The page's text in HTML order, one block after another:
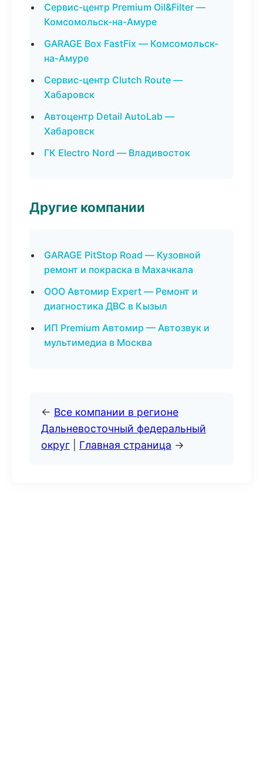
Сервис-центр Premium Oil&Filter —
Комсомольск-на-Амуре
GARAGE Box FastFix — Комсомольск-
на-Амуре
Сервис-центр Clutch Route —
Хабаровск
Автоцентр Detail AutoLab —
Хабаровск
ГК Electro Nord — Владивосток
Другие компании
GARAGE PitStop Road — Кузовной
ремонт и покраска в Махачкала
ООО Автомир Expert — Ремонт и
диагностика ДВС в Кызыл
ИП Premium Автомир — Автозвук и
мультимедиа в Москва
← Все компании в регионе
Дальневосточный федеральный
округ
Главная страница →